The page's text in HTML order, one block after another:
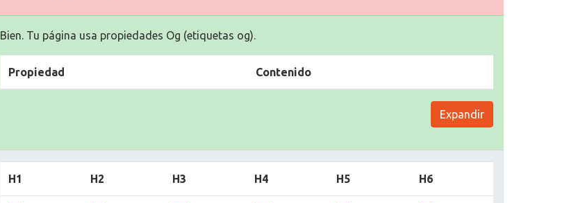
Bien. Tu página usa propiedades Og (etiquetas og).
Propiedad Contenido
Expandir
H1 H2 H3 H4 H5 H6